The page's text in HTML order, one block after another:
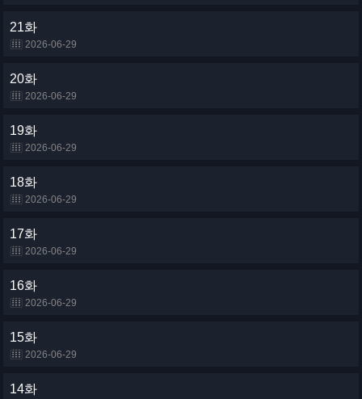
21화
2026-06-29
20화
2026-06-29
19화
2026-06-29
18화
2026-06-29
17화
2026-06-29
16화
2026-06-29
15화
2026-06-29
14화